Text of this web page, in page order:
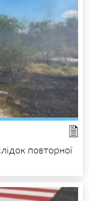
повторної